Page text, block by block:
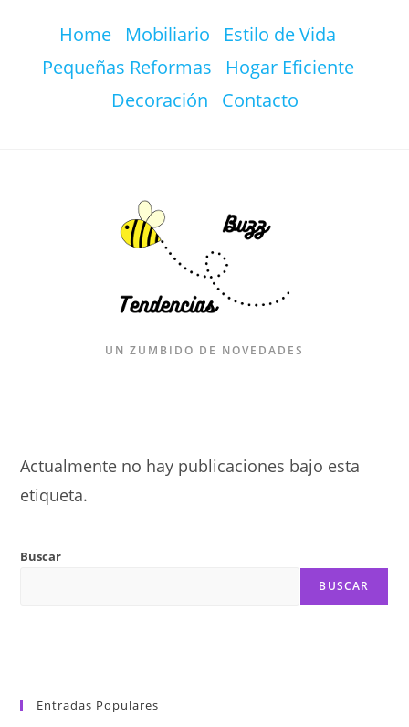
Home Mobiliario
Estilo de Vida
Pequeñas Reformas
Hogar Eficiente
Decoración
Contacto
UN ZUMBIDO DE NOVEDADES
Actualmente no hay publicaciones bajo esta
etiqueta.
Buscar
BUSCAR
Entradas Populares